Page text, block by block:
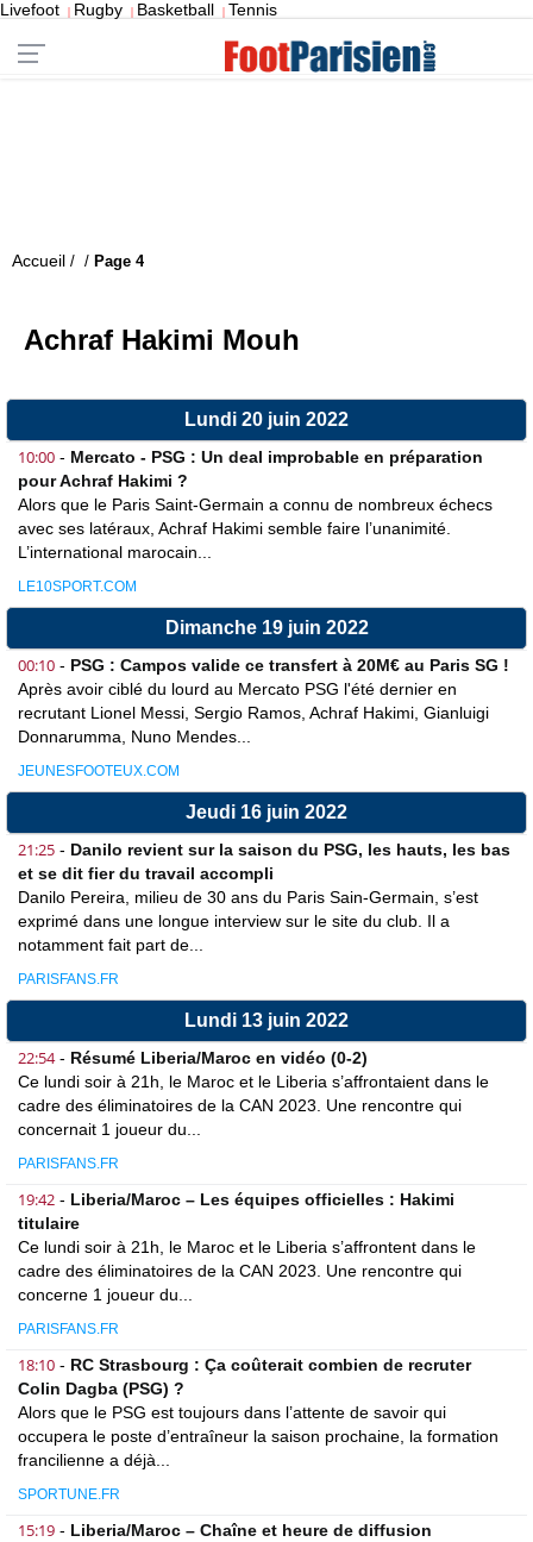
Livefoot | Rugby | Basketball | Tennis
Accueil / / Page 4
Achraf Hakimi Mouh
Lundi 20 juin 2022
10:00 - Mercato - PSG : Un deal improbable en préparation
pour Achraf Hakimi ?
Alors que le Paris Saint-Germain a connu de nombreux échecs
avec ses latéraux, Achraf Hakimi semble faire l’unanimité.
L’international marocain...
LE10SPORT.COM
Dimanche 19 juin 2022
00:10 - PSG : Campos valide ce transfert à 20M€ au Paris SG !
Après avoir ciblé du lourd au Mercato PSG l'été dernier en
recrutant Lionel Messi, Sergio Ramos, Achraf Hakimi, Gianluigi
Donnarumma, Nuno Mendes...
JEUNESFOOTEUX.COM
Jeudi 16 juin 2022
21:25 - Danilo revient sur la saison du PSG, les hauts, les bas
et se dit fier du travail accompli
Danilo Pereira, milieu de 30 ans du Paris Sain-Germain, s’est
exprimé dans une longue interview sur le site du club. Il a
notamment fait part de...
PARISFANS.FR
Lundi 13 juin 2022
22:54- Résumé Liberia/Maroc en vidéo (0-2)
Ce lundi soir à 21h, le Maroc et le Liberia s’affrontaient dans le
cadre des éliminatoires de la CAN 2023. Une rencontre qui
concernait 1 joueur du...
PARISFANS.FR
19:42 - Liberia/Maroc – Les équipes officielles : Hakimi
titulaire
Ce lundi soir à 21h, le Maroc et le Liberia s’affrontent dans le
cadre des éliminatoires de la CAN 2023. Une rencontre qui
concerne 1 joueur du...
PARISFANS.FR
18:10 - RC Strasbourg : Ça coûterait combien de recruter
Colin Dagba (PSG) ?
Alors que le PSG est toujours dans l’attente de savoir qui
occupera le poste d’entraîneur la saison prochaine, la formation
francilienne a déjà...
SPORTUNE.FR
15:19 - Liberia/Maroc – Chaîne et heure de diffusion